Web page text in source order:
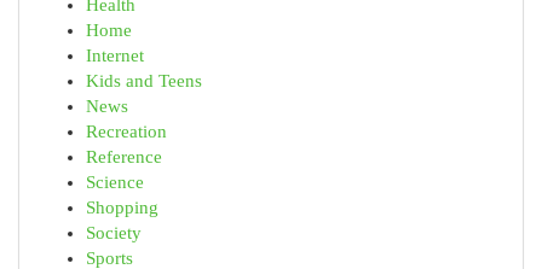
Health
Home
Internet
Kids and Teens
News
Recreation
Reference
Science
Shopping
Society
Sports